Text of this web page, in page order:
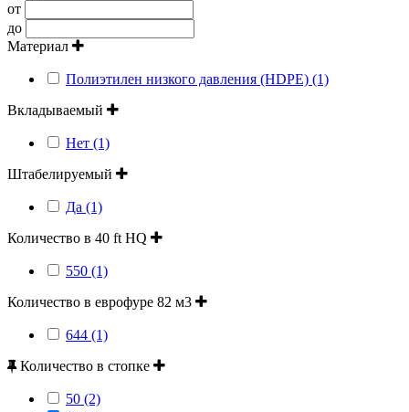
от
до
Материал
Полиэтилен низкого давления (HDPE) (1)
Вкладываемый
Нет (1)
Штабелируемый
Да (1)
Количество в 40 ft HQ
550 (1)
Количество в еврофуре 82 м3
644 (1)
Количество в стопке
50 (2)